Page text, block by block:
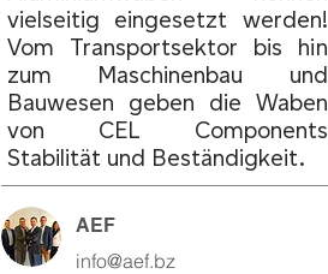
vielseitig eingesetzt werden!
Vom Transportsektor bis hin
zum Maschinenbau und
Bauwesen geben die Waben
von CEL Components
Stabilität und Beständigkeit.
AEF
info@aef.bz